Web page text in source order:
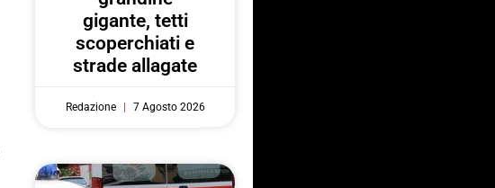
gigante, tetti
scoperchiati e
strade allagate
Redazione 7 Agosto 2026